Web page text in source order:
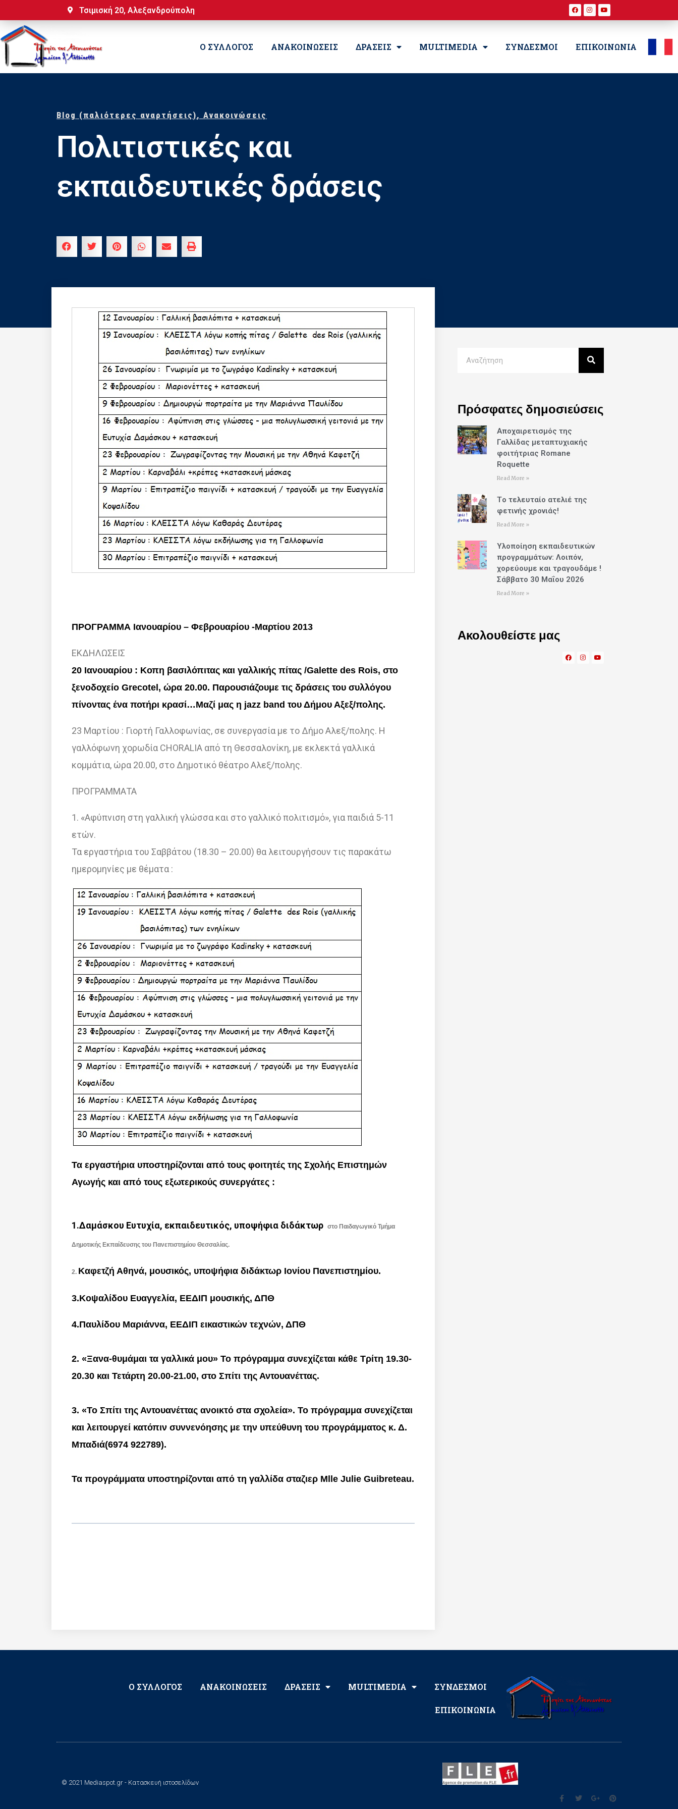
Τσιμισκή 20, Αλεξανδρούπολη
Ο ΣΥΛΛΟΓΟΣ ΑΝΑΚΟΙΝΩΣΕΙΣ ΔΡΑΣΕΙΣ MULTIMEDIA ΣΥΝΔΕΣΜΟΙ ΕΠΙΚΟΙΝΩΝΙΑ
Blog (παλιότερες αναρτήσεις), Ανακοινώσεις
Πολιτιστικές και
εκπαιδευτικές δράσεις
ΠΡΟΓΡΑΜΜΑ Ιανουαρίου – Φεβρουαρίου -Μαρτίου 2013
ΕΚΔΗΛΩΣΕΙΣ
20 Ιανουαρίου : Κοπη βασιλόπιτας και γαλλικής πίτας /Galette des Rois, στο
ξενοδοχείο Grecotel, ώρα 20.00. Παρουσιάζουμε τις δράσεις του συλλόγου
πίνοντας ένα ποτήρι κρασί…Μαζί μας η jazz band του Δήμου Αξεξ/πολης.
23 Μαρτίου : Γιορτή Γαλλοφωνίας, σε συνεργασία με το Δήμο Αλεξ/πολης. Η
γαλλόφωνη χορωδία CHORALIA από τη Θεσσαλονίκη, με εκλεκτά γαλλικά
κομμάτια, ώρα 20.00, στο Δημοτικό θέατρο Αλεξ/πολης.
ΠΡΟΓΡΑΜΜΑΤΑ
1. «Αφύπνιση στη γαλλική γλώσσα και στο γαλλικό πολιτισμό», για παιδιά 5-11
ετών.
Τα εργαστήρια του Σαββάτου (18.30 – 20.00) θα λειτουργήσουν τις παρακάτω
ημερομηνίες με θέματα :
Τα εργαστήρια υποστηρίζονται από τους φοιτητές της Σχολής Επιστημών
Αγωγής και από τους εξωτερικούς συνεργάτες :
1.Δαμάσκου Ευτυχία, εκπαιδευτικός, υποψήφια διδάκτωρ στο Παιδαγωγικό Τμήμα
Δημοτικής Εκπαίδευσης του Πανεπιστημίου Θεσσαλίας.
2. Καφετζή Αθηνά, μουσικός, υποψήφια διδάκτωρ Ιονίου Πανεπιστημίου.
3.Κοψαλίδου Ευαγγελία, ΕΕΔΙΠ μουσικής, ΔΠΘ
4.Παυλίδου Μαριάννα, ΕΕΔΙΠ εικαστικών τεχνών, ΔΠΘ
2. «Ξανα-θυμάμαι τα γαλλικά μου» Το πρόγραμμα συνεχίζεται κάθε Τρίτη 19.30-
20.30 και Τετάρτη 20.00-21.00, στο Σπίτι της Αντουανέττας.
3. «Το Σπίτι της Αντουανέττας ανοικτό στα σχολεία». Το πρόγραμμα συνεχίζεται
και λειτουργεί κατόπιν συννενόησης με την υπεύθυνη του προγράμματος κ. Δ.
Μπαδιά(6974 922789).
Τα προγράμματα υποστηρίζονται από τη γαλλίδα σταζιερ Mlle Julie Guibreteau.
Πρόσφατες δημοσιεύσεις
Αποχαιρετισμός της
Γαλλίδας μεταπτυχιακής
φοιτήτριας Romane
Roquette
Read More »
Tο τελευταίο ατελιέ της
φετινής χρονιάς!
Read More »
Υλοποίηση εκπαιδευτικών
προγραμμάτων: Λοιπόν,
χορεύουμε και τραγουδάμε !
Σάββατο 30 Μαΐου 2026
Read More »
Ακολουθείστε μας
Ο ΣΥΛΛΟΓΟΣ ΑΝΑΚΟΙΝΩΣΕΙΣ ΔΡΑΣΕΙΣ MULTIMEDIA ΣΥΝΔΕΣΜΟΙ
ΕΠΙΚΟΙΝΩΝΙΑ
© 2021 Mediaspot.gr - Κατασκευή ιστοσελίδων